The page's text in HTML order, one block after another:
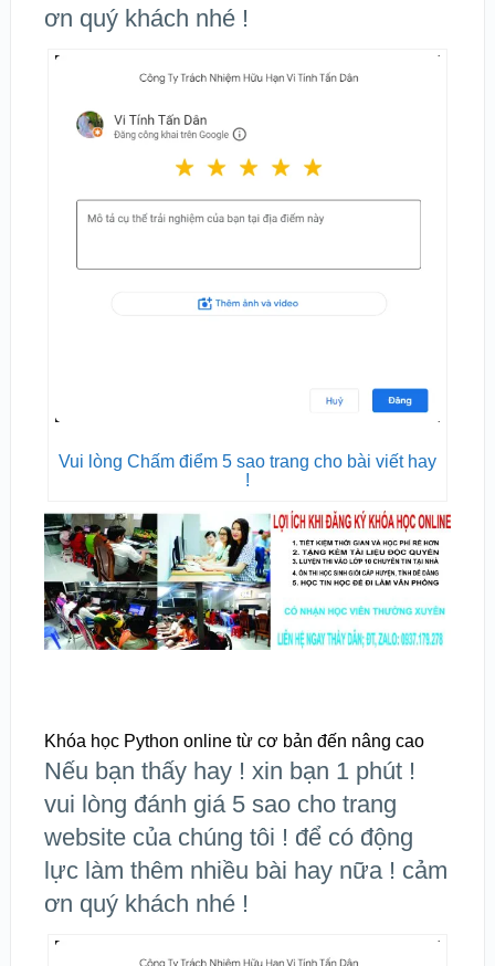
ơn quý khách nhé !
Vui lòng Chấm điểm 5 sao trang cho bài viết hay
!
Khóa học Python online từ cơ bản đến nâng cao
Nếu bạn thấy hay ! xin bạn 1 phút !
vui lòng đánh giá 5 sao cho trang
website của chúng tôi ! để có động
lực làm thêm nhiều bài hay nữa ! cảm
ơn quý khách nhé !